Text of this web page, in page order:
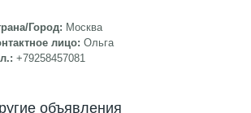
Город: Москва
лицо:Ольга
+79258457081
объявления